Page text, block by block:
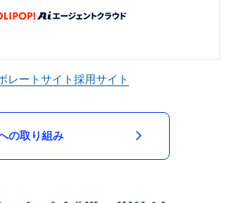
レートサイト採用サイト
の取り組み